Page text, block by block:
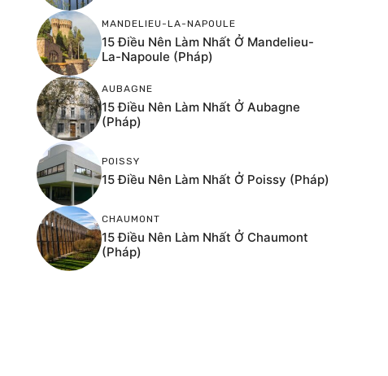
MANDELIEU-LA-NAPOULE
15 Điều Nên Làm Nhất Ở Mandelieu-
La-Napoule (Pháp)
AUBAGNE
15 Điều Nên Làm Nhất Ở Aubagne
(Pháp)
POISSY
15 Điều Nên Làm Nhất Ở Poissy (Pháp)
CHAUMONT
15 Điều Nên Làm Nhất Ở Chaumont
(Pháp)